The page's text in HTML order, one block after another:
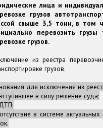
лица и
грузов
свыше 3,5 тонн, в том
перевозить
грузов.
из реестра
грузов.
для исключения из
в силу решение суда;
в системе